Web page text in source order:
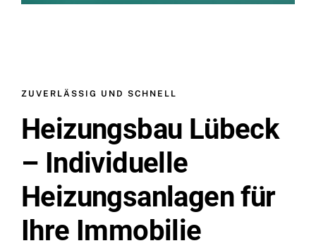
ZUVERLÄSSIG UND SCHNELL
Heizungsbau Lübeck
– Individuelle
Heizungsanlagen für
Ihre Immobilie